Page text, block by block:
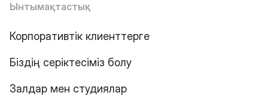
Ынтымақтастық
Корпоративтік клиенттерге
Біздің серіктесіміз болу
Залдар мен студиялар